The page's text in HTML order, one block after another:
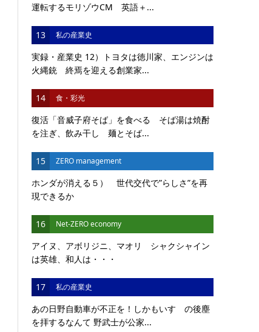
運転するモリゾウCM 英語＋...
13 私の産業史
実録・産業史 12）トヨタは徳川家、エンジンは
火縄銃 終焉を迎える創業家...
14 食・彩光
復活「音威子府そば」を食べる そば湯は焼酎
を注ぎ、飲み干し 麺とそば...
15 ZERO management
ホンダが消える５） 世代交代で”らしさ”を再
現できるか
16 Net-ZERO economy
アイヌ、アボリジニ、マオリ シャクシャイン
は英雄、和人は・・・
17 私の産業史
あの日野自動車が不正を！しかもいすゞの後塵
を拝するなんて 野武士が公家...